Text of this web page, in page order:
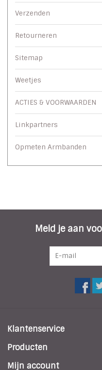
Verzenden
Retourneren
Sitemap
Weetjes
ACTIES & VOORWAARDEN
Linkpartners
Opmeten Armbanden
Meld je aan
Klantenservice
Producten
Mijn account